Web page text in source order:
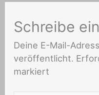
Schreibe
Deine E-Mail-
veröffentlicht.
markiert